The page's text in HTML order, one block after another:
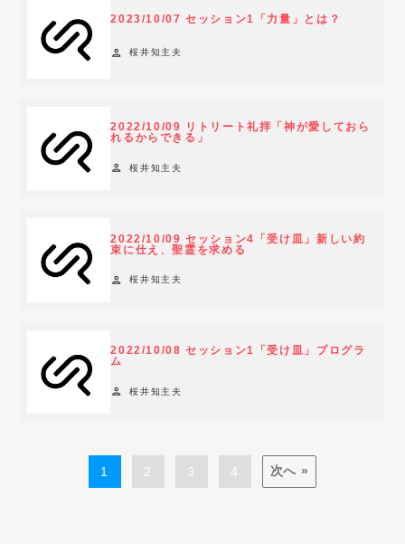
2023/10/07 セッション1「力量」とは？
person 桜井知主夫
2022/10/09 リトリート礼拝「神が愛しておら
れるからできる」
person 桜井知主夫
2022/10/09 セッション4「受け皿」新しい約
束に仕え、聖霊を求める
person 桜井知主夫
2022/10/08 セッション1「受け皿」プログラ
ム
person 桜井知主夫
1 2 3 4 次へ »